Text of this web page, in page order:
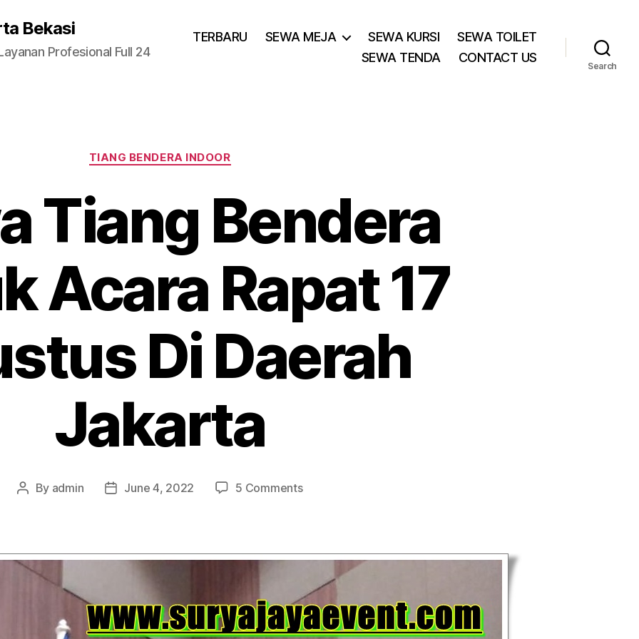
Bekasi
Profesional Full 24
TERBARU SEWA MEJA SEWA KURSI
SEWA TOILET
SEWA TENDA
CONTACT US
Search
Categories
TIANG BENDERA INDOOR
Tiang Bendera
Acara Rapat 17
Di Daerah
Jakarta
Post
By admin
PostJune 4, 2022 5 Commentson
Untuk
Rapat
17
agustus